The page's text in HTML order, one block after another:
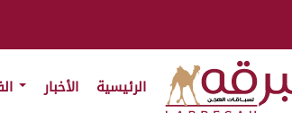
الرئيسية الأخبار